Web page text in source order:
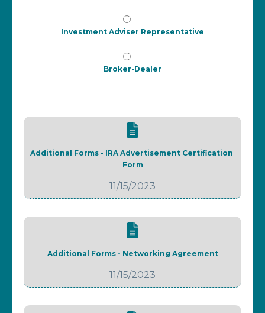
Investment Adviser Representative
Broker-Dealer
Additional Forms - IRA Advertisement Certification
Form
11/15/2023
Additional Forms - Networking Agreement
11/15/2023